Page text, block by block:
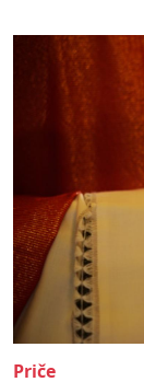
Priče